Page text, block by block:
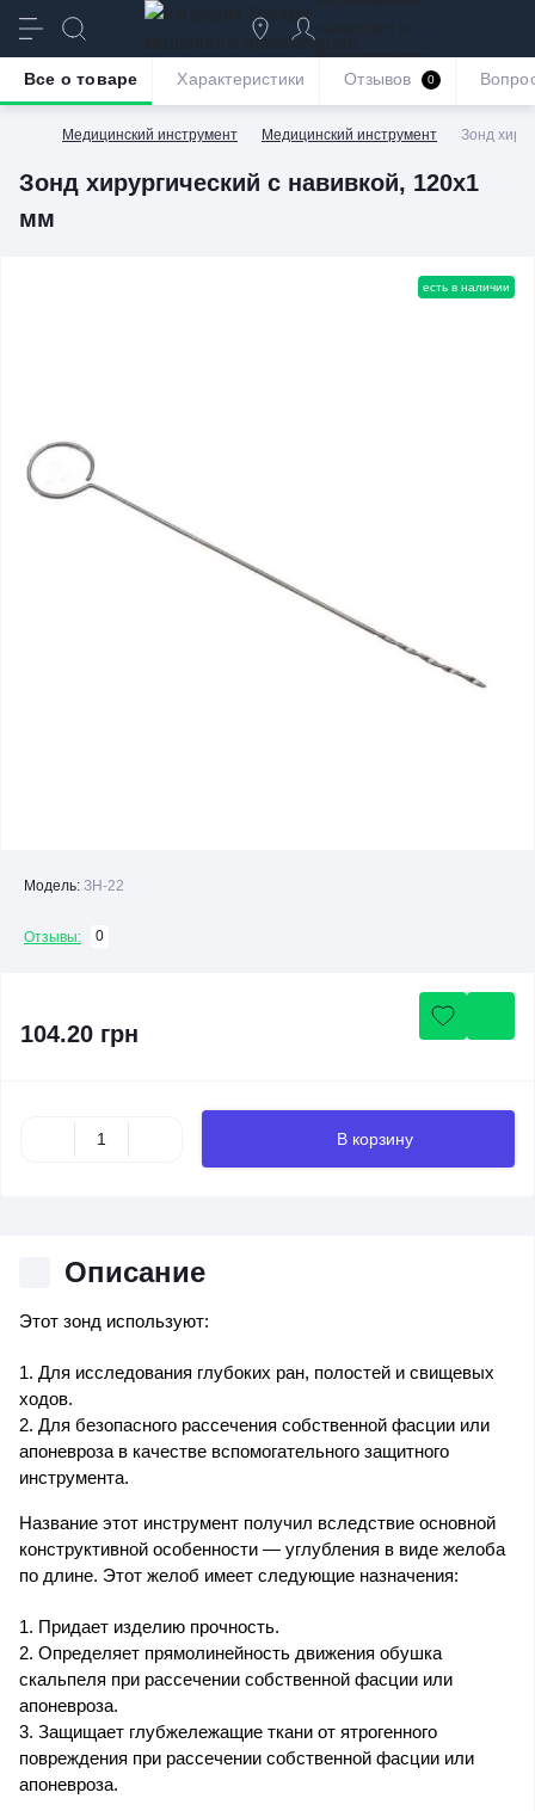
безупречное
обслуживание
Медицинский инструмент Медицинский инструмент Зонд
Зонд хирургический с навивкой, 120х1
мм
Все о товаре Характеристики Отзывов 0
есть в наличии
Модель: ЗН-22
Отзывы: 0
104.20 грн
В корзину
Описание
Этот зонд используют:
1. Для исследования глубоких ран, полостей и свищевых
ходов.
2. Для безопасного рассечения собственной фасции или
апоневроза в качестве вспомогательного защитного
инструмента.
Название этот инструмент получил вследствие основной
конструктивной особенности — углубления в виде желоба
по длине. Этот желоб имеет следующие назначения:
1. Придает изделию прочность.
2. Определяет прямолинейность движения обушка
скальпеля при рассечении собственной фасции или
апоневроза.
3. Защищает глубжележащие ткани от ятрогенного
повреждения при рассечении собственной фасции или
апоневроза.